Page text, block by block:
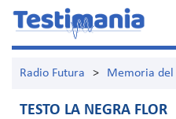
Radio Futura > Memoria del
TESTO LA NEGRA FLOR